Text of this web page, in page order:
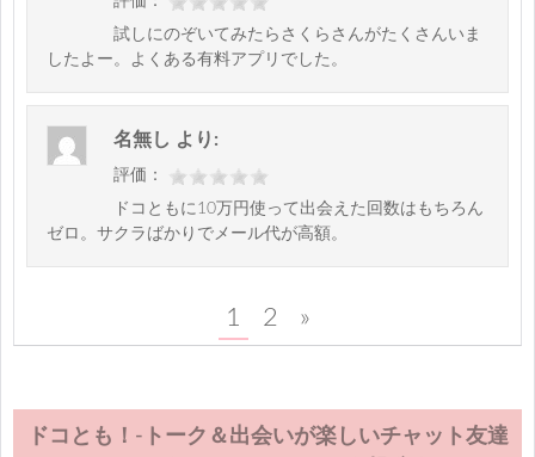
試しにのぞいてみたらさくらさんがたくさんいま
したよー。よくある有料アプリでした。
名無し より:
評価：
ドコともに10万円使って出会えた回数はもちろん
ゼロ。サクラばかりでメール代が高額。
1 2 »
ドコとも！-トーク＆出会いが楽しいチャット友達